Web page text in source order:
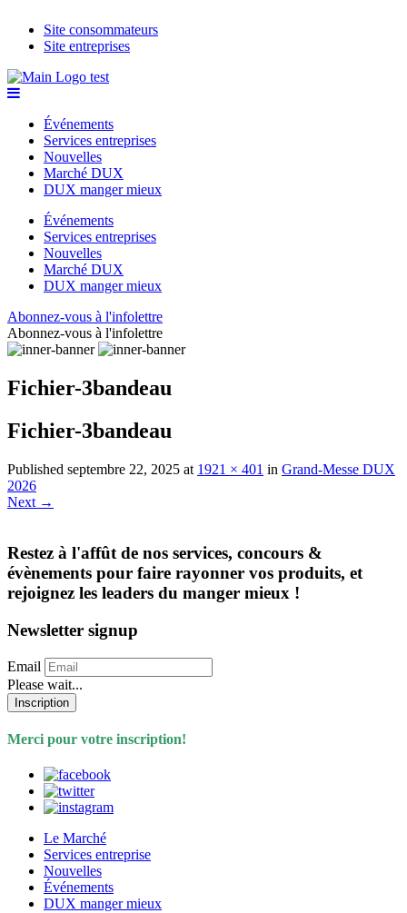
Site consommateurs
Site entreprises
Événements
Services entreprises
Nouvelles
Marché DUX
DUX manger mieux
Événements
Services entreprises
Nouvelles
Marché DUX
DUX manger mieux
Abonnez-vous à l'infolettre
Abonnez-vous à l'infolettre
Fichier-3bandeau
Fichier-3bandeau
Published septembre 22, 2025 at 1921 × 401 in Grand-Messe DUX
2026
Next →
Restez à l'affût de nos services, concours &
évènements pour faire rayonner vos produits, et
rejoignez les leaders du manger mieux !
Newsletter signup
Email
Please wait...
Inscription
Merci pour votre inscription!
Le Marché
Services entreprise
Nouvelles
Événements
DUX manger mieux